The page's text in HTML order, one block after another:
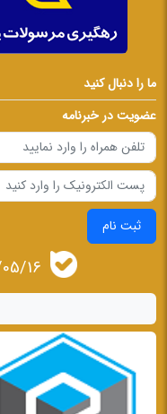
ما را دنبال کنید
عضویت در خبرنامه
ثبت نام
1405/